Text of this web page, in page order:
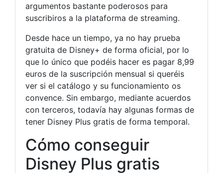
argumentos bastante poderosos para
suscribiros a la plataforma de streaming.
Desde hace un tiempo, ya no hay prueba
gratuita de Disney+ de forma oficial, por lo
que lo único que podéis hacer es pagar 8,99
euros de la suscripción mensual si queréis
ver si el catálogo y su funcionamiento os
convence. Sin embargo, mediante acuerdos
con terceros, todavía hay algunas formas de
tener Disney Plus gratis de forma temporal.
Cómo conseguir
Disney Plus gratis